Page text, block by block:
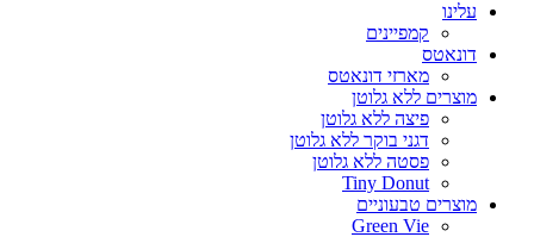
עלינו
קמפיינים
דונאטס
מארזי דונאטס
מוצרים ללא גלוטן
פיצה ללא גלוטן
דגני בוקר ללא גלוטן
פסטה ללא גלוטן
Tiny Donut
מוצרים טבעוניים
Green Vie